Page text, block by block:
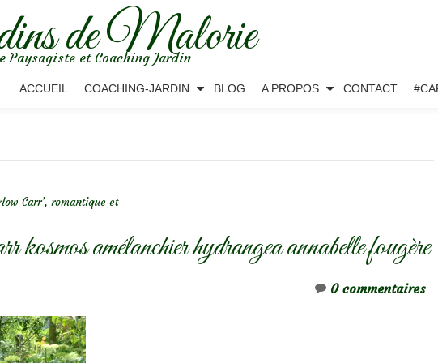
de Malorie
Paysagiste et Coaching Jardin
ACCUEIL COACHING-JARDIN BLOG A PROPOS CONTACT
Carr’, romantique et
kosmos amélanchier hydrangea annabelle fougère
0 commentaires